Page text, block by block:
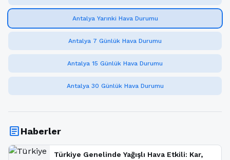
Antalya Yarınki Hava Durumu
Antalya 7 Günlük Hava Durumu
Antalya 15 Günlük Hava Durumu
Antalya 30 Günlük Hava Durumu
articleHaberler
Türkiye Genelinde Yağışlı Hava Etkili: Kar,